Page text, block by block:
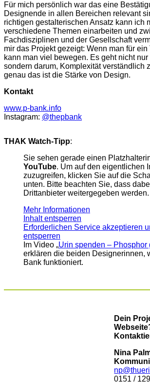
Für mich persönlich war das eine
Designende in allen Bereichen relevant
richtigen gestalterischen Ansatz kann ich
verschiedene Themen einarbeiten und
Fachdisziplinen und der Gesellschaft
mir das Projekt gezeigt: Wenn man für ein
kann man viel bewegen. Es geht nicht nur
sondern darum, Komplexität verständlich
genau das ist die Stärke von Design.
Kontakt
www.p-bank.info
Instagram: @thepbank
THAK Watch-Tipp:
Sie sehen gerade einen
YouTube. Um auf den eigentlichen
zuzugreifen, klicken Sie auf die
unten. Bitte beachten Sie, dass
Drittanbieter weitergegeben werden.
Mehr Informationen
Inhalt entsperren
Erforderlichen Service akzeptieren
entsperren
Im Video „Urin spenden – Phosphor
erklären die beiden Designerinnen,
Bank funktioniert.
Dein
Nina
0151 /